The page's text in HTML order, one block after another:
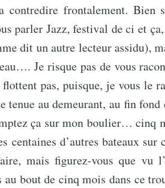
contredire frontalement. Bien
parler Jazz, festival de ci et
dit un autre lecteur assidu),
Je risque pas de vous
pas, puisque, je vous le
tenue au demeurant, au fin
ça sur mon boulier… cinq
centaines d’autres bateaux sur
mais figurez-vous que vu
au bout de cinq mois dans ce